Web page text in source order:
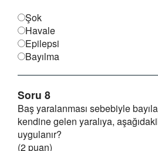
Şok
Havale
Epilepsi
Bayılma
Soru 8
Baş yaralanması sebebiyle
kendine gelen yaralıya,
uygulanır?
(2 puan)